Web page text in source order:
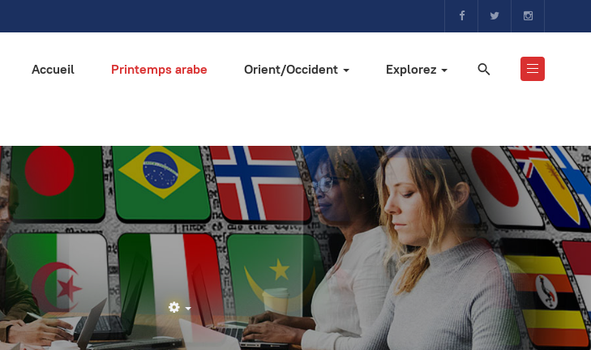
Accueil Printemps arabe Orient/Occident Explorez
Empty